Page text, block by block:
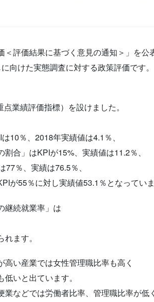
評価結果に基づく意見の通知＞」を公
向けた実態調査に対する政策評価です。
業績評価指標）を設けました。
10％、2018年実績値は4.1％、
合」はKPIが15%、実績値は11.2％、
％、実績は76.5％、
が55％に対し実績値53.1％となっていま
継続就業率」は
ます。
い産業では女性管理職比率も高く
いと出ています。
などでは労働者比率、管理職比率が低く